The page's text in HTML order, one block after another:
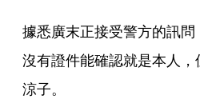
據悉廣末正接受警方的訊
沒有證件能確認就是本人
涼子。